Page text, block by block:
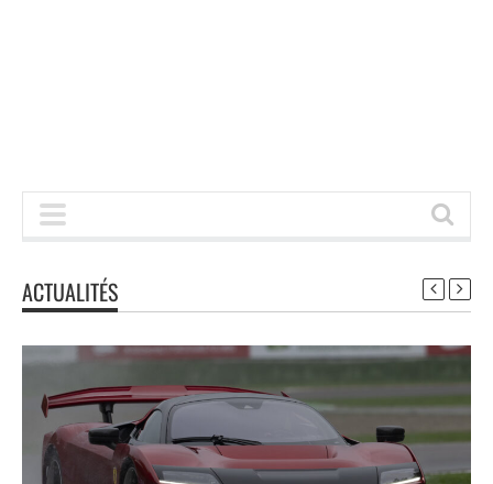
ACTUALITÉS